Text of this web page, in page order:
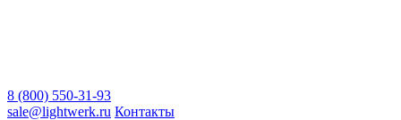
8 (800) 550-31-93
sale@lightwerk.ru Контакты